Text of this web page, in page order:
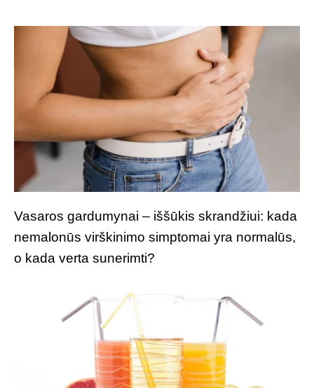
Vasaros gardumynai – iššūkis skrandžiui: kada
nemalonūs virškinimo simptomai yra normalūs,
o kada verta sunerimti?